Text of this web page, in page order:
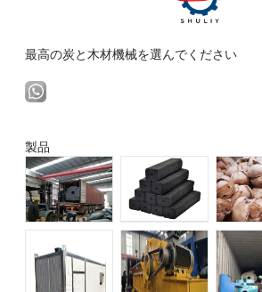
最高の炭と木材機械を選んでください
製品